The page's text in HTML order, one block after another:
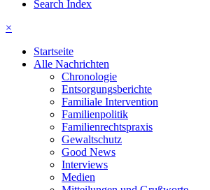
Search Index
×
Startseite
Alle Nachrichten
Chronologie
Entsorgungsberichte
Familiale Intervention
Familienpolitik
Familienrechtspraxis
Gewaltschutz
Good News
Interviews
Medien